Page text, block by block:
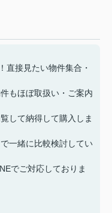
直接見たい物件集合・
もほぼ取扱い・ご案内
して納得して購入しま
一緒に比較検討してい
でご対応しておりま